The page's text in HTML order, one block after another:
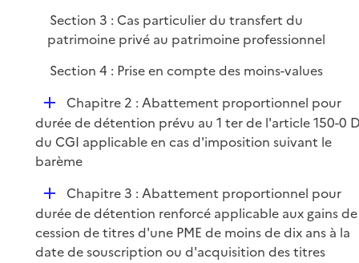
Section 3 : Cas particulier du transfert du
patrimoine privé au patrimoine professionnel
Section 4 : Prise en compte des moins-values
D
é
p
l
r
Chapitre 2 : Abattement proportionnel pour
durée de détention prévu au 1 ter de l'article 150-0
du CGI applicable en cas d'imposition suivant le
barème
D
é
p
l
Chapitre 3 : Abattement proportionnel pour
durée de détention renforcé applicable aux gains de
cession de titres d'une PME de moins de dix ans à la
date de souscription ou d'acquisition des titres